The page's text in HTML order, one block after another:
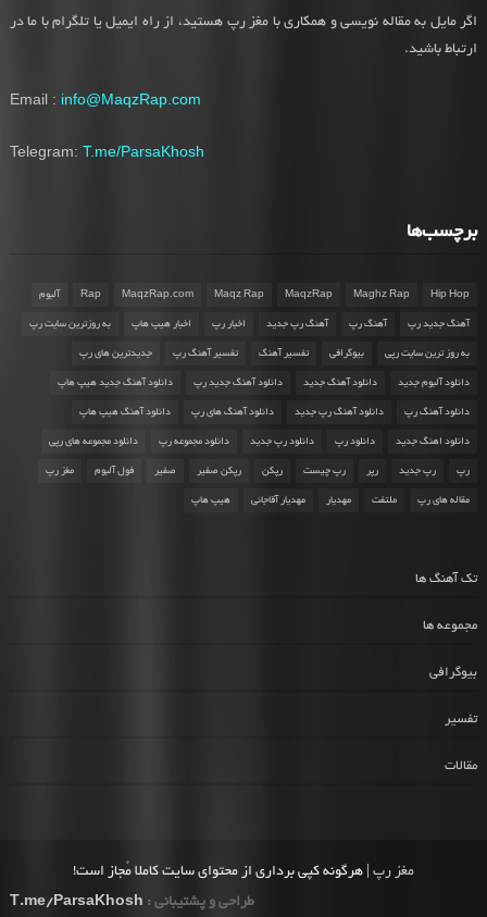
اگر مایل به مقاله نویسی و همکاری با مغز رپ هستید، از راه ایمیل یا تلگرام با ما در
ارتباط باشید.
Email : info@MaqzRap.com
Telegram: T.me/ParsaKhosh
برچسب‌ها
Hip Hop
Maghz Rap
MaqzRap
Maqz Rap
MaqzRap.com
Rap آلبوم
آهنگ جدید رپ آهنگ رپ آهنگ رپ جدید اخبار رپ اخبار هیپ هاپ به روزترین سایت رپ
به روز ترین سایت رپی بیوگرافی تفسیر آهنگ تفسیر آهنگ رپ جدیدترین های رپ
دانلود آلبوم جدید دانلود آهنگ جدید دانلود آهنگ جدید رپ دانلود آهنگ جدید هیپ هاپ
دانلود آهنگ رپ دانلود آهنگ رپ جدید دانلود آهنگ های رپ دانلود آهنگ هیپ هاپ
دانلود اهنگ جدید دانلود رپ دانلود رپ جدید دانلود مجموعه رپ دانلود مجموعه های رپی
رپ رپ جدید رپر رپ چیست رپکن رپکن صفیر صفیر فول آلبوم مغز رپ
مقاله های رپ ملتفت مهدیار مهدیار آقاجانی هیپ هاپ
تک آهنگ ها
مجموعه ها
بیوگرافی
تفسیر
مقالات
مغز رپ | هرگونه کپی برداری از محتوای سایت کاملا مُجاز است!
طراحی و پشتیبانی : T.me/ParsaKhosh